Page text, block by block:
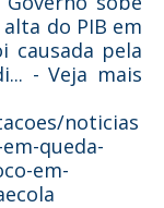
do PIB em
causada pela
- Veja mais
noticias
queda-
em-